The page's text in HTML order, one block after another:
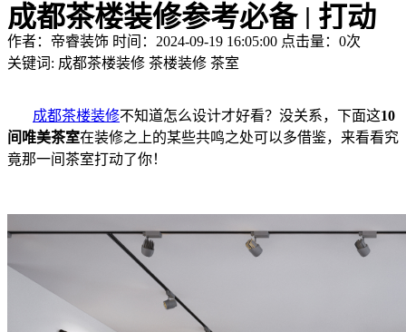
成都茶楼装修参考必备 | 打动
你的10间唯美茶室
作者：帝睿装饰 时间：2024-09-19 16:05:00 点击量： 0次
关键词: 成都茶楼装修 茶楼装修 茶室
成都茶楼装修不知道怎么设计才好看？没关系，下面这10
间唯美茶室在装修之上的某些共鸣之处可以多借鉴，来看看究
竟那一间茶室打动了你！